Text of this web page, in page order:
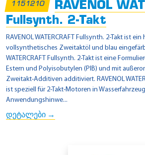
1151210
RAVENOL
Fullsynth. 2-Takt
RAVENOL WATERCRAFT Fullsynth. 2-Takt ist
vollsynthetisches Zweitaktöl und blau
WATERCRAFT Fullsynth. 2-Takt ist eine
Estern und Polyisobutylen (PIB) und mit
Zweitakt-Additiven additiviert. RAVENOL
ist speziell für 2-Takt-Motoren in
Anwendungshinwe...
დეტალები →